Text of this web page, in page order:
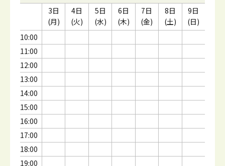
10:00
11:00
12:00
13:00
14:00
15:00
16:00
17:00
18:00
19:00
3日
(月)
4日
(火)
5日
(水)
6日
(木)
7日
(金)
8日
(土)
9日
(日)